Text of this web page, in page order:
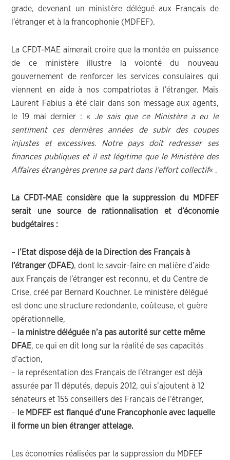
grade, devenant un ministère délégué aux Français de
l’étranger et à la francophonie (MDFEF).
La CFDT-MAE aimerait croire que la montée en puissance
de ce ministère illustre la volonté du nouveau
gouvernement de renforcer les services consulaires qui
viennent en aide à nos compatriotes à l’étranger. Mais
Laurent Fabius a été clair dans son message aux agents,
le 19 mai dernier : « Je sais que ce Ministère a eu le
sentiment ces dernières années de subir des coupes
injustes et excessives. Notre pays doit redresser ses
finances publiques et il est légitime que le Ministère des
Affaires étrangères prenne sa part dans l’effort collectif« .
La CFDT-MAE considère que la suppression du MDFEF
serait une source de rationnalisation et d’économie
budgétaires :
– l’Etat dispose déjà de la Direction des Français à
l’étranger (DFAE), dont le savoir-faire en matière d’aide
aux Français de l’étranger est reconnu, et du Centre de
Crise, créé par Bernard Kouchner. Le ministère délégué
est donc une structure redondante, coûteuse, et guère
opérationnelle,
– la ministre déléguée n’a pas autorité sur cette même
DFAE, ce qui en dit long sur la réalité de ses capacités
d’action,
– la représentation des Français de l’étranger est déjà
assurée par 11 députés, depuis 2012, qui s’ajoutent à 12
sénateurs et 155 conseillers des Français de l’étranger,
– le MDFEF est flanqué d’une Francophonie avec laquelle
il forme un bien étranger attelage.
Les économies réalisées par la suppression du MDFEF